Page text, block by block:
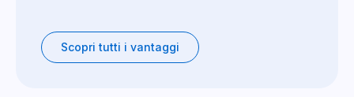
Scopri tutti i vantaggi